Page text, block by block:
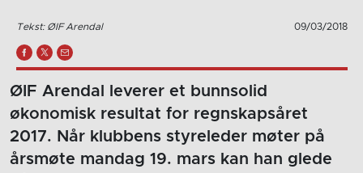
Tekst: ØIF Arendal 09/03/2018
ØIF Arendal leverer et bunnsolid
økonomisk resultat for regnskapsåret
2017. Når klubbens styreleder møter på
årsmøte mandag 19. mars kan han glede